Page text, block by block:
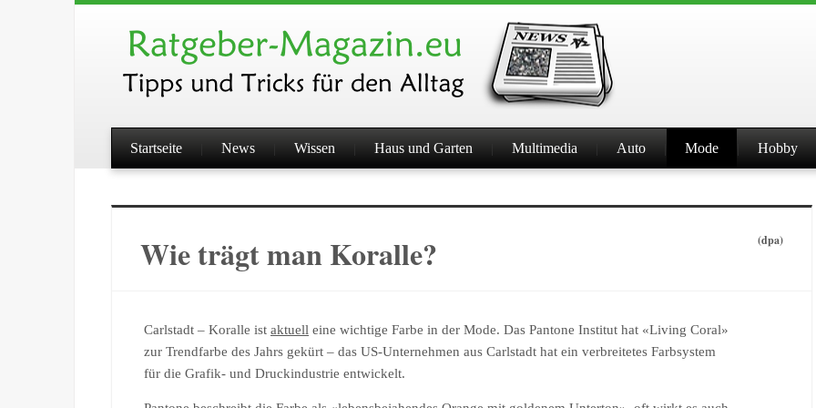
Startseite News Wissen Haus und Garten Multimedia Auto Mode Hobby
Wie trägt man Koralle? (dpa)
Carlstadt – Koralle ist aktuell eine wichtige Farbe in der Mode. Das Pantone Institut hat «Living Coral»
zur Trendfarbe des Jahrs gekürt – das US-Unternehmen aus Carlstadt hat ein verbreitetes Farbsystem
für die Grafik- und Druckindustrie entwickelt.